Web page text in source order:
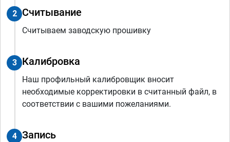
2 Считывание
Считываем заводскую прошивку
3 Калибровка
Наш профильный калибровщик вносит
необходимые корректировки в считанный файл, в
соответствии с вашими пожеланиями.
4 Запись